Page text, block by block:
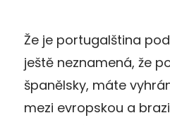
Že je portugalština
ještě neznamená, že
španělsky, máte
mezi evropskou a